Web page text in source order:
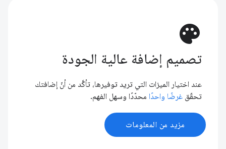
palette
تصميم إضافة عالية الجودة
عند اختيار الميزات التي تريد توفيرها، تأكَّد من أنّ إضافتك
تحقّق غرضًا واحدًا محدّدًا وسهل الفهم.
مزيد من المعلومات